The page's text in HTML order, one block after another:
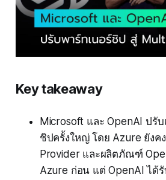
Key takeaway
Microsoft และ OpenAI ปรั
ชิปครั้งใหญ่ โดย Azure ยังค
Provider และผลิตภัณฑ์
Azure ก่อน แต่ OpenAI ได้